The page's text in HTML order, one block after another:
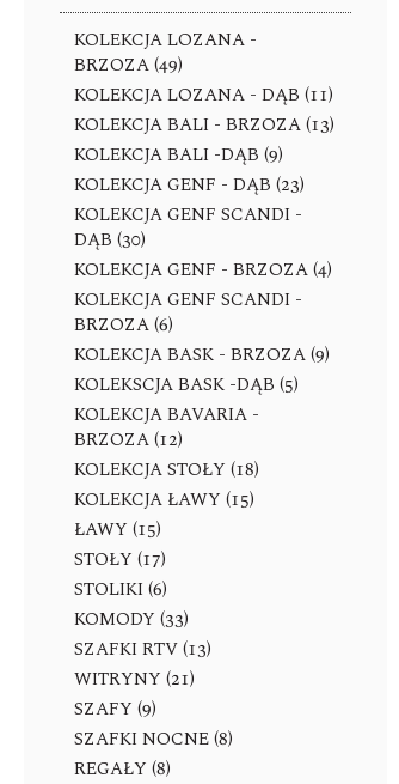
KOLEKCJA LOZANA -
BRZOZA (49)
KOLEKCJA LOZANA - DĄB (11)
KOLEKCJA BALI - BRZOZA (13)
KOLEKCJA BALI -DĄB (9)
KOLEKCJA GENF - DĄB (23)
KOLEKCJA GENF SCANDI -
DĄB (30)
KOLEKCJA GENF - BRZOZA (4)
KOLEKCJA GENF SCANDI -
BRZOZA (6)
KOLEKCJA BASK - BRZOZA (9)
KOLEKSCJA BASK -DĄB (5)
KOLEKCJA BAVARIA -
BRZOZA (12)
KOLEKCJA STOŁY (18)
KOLEKCJA ŁAWY (15)
ŁAWY (15)
STOŁY (17)
STOLIKI (6)
KOMODY (33)
SZAFKI RTV (13)
WITRYNY (21)
SZAFY (9)
SZAFKI NOCNE (8)
REGAŁY (8)